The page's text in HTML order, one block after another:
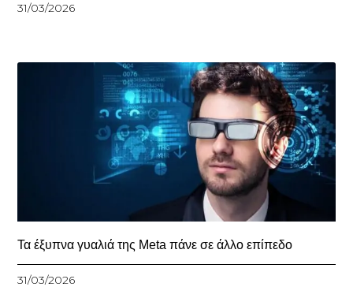
31/03/2026
Τα έξυπνα γυαλιά της Meta πάνε σε άλλο επίπεδο
31/03/2026